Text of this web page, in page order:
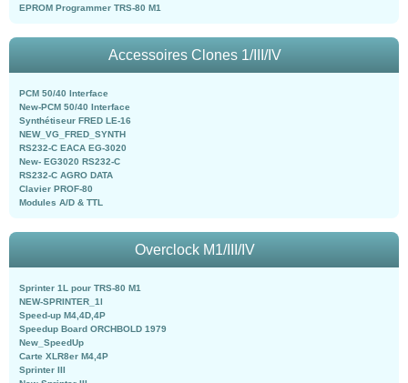
EPROM Programmer TRS-80 M1
Accessoires Clones 1/III/IV
PCM 50/40 Interface
New-PCM 50/40 Interface
Synthétiseur FRED LE-16
NEW_VG_FRED_SYNTH
RS232-C EACA EG-3020
New- EG3020 RS232-C
RS232-C AGRO DATA
Clavier PROF-80
Modules A/D & TTL
Overclock M1/III/IV
Sprinter 1L pour TRS-80 M1
NEW-SPRINTER_1l
Speed-up M4,4D,4P
Speedup Board ORCHBOLD 1979
New_SpeedUp
Carte XLR8er M4,4P
Sprinter III